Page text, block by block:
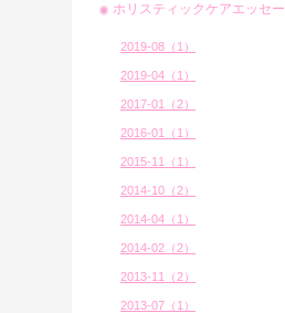
ホリスティックケアエッセー
2019-08（1）
2019-04（1）
2017-01（2）
2016-01（1）
2015-11（1）
2014-10（2）
2014-04（1）
2014-02（2）
2013-11（2）
2013-07（1）